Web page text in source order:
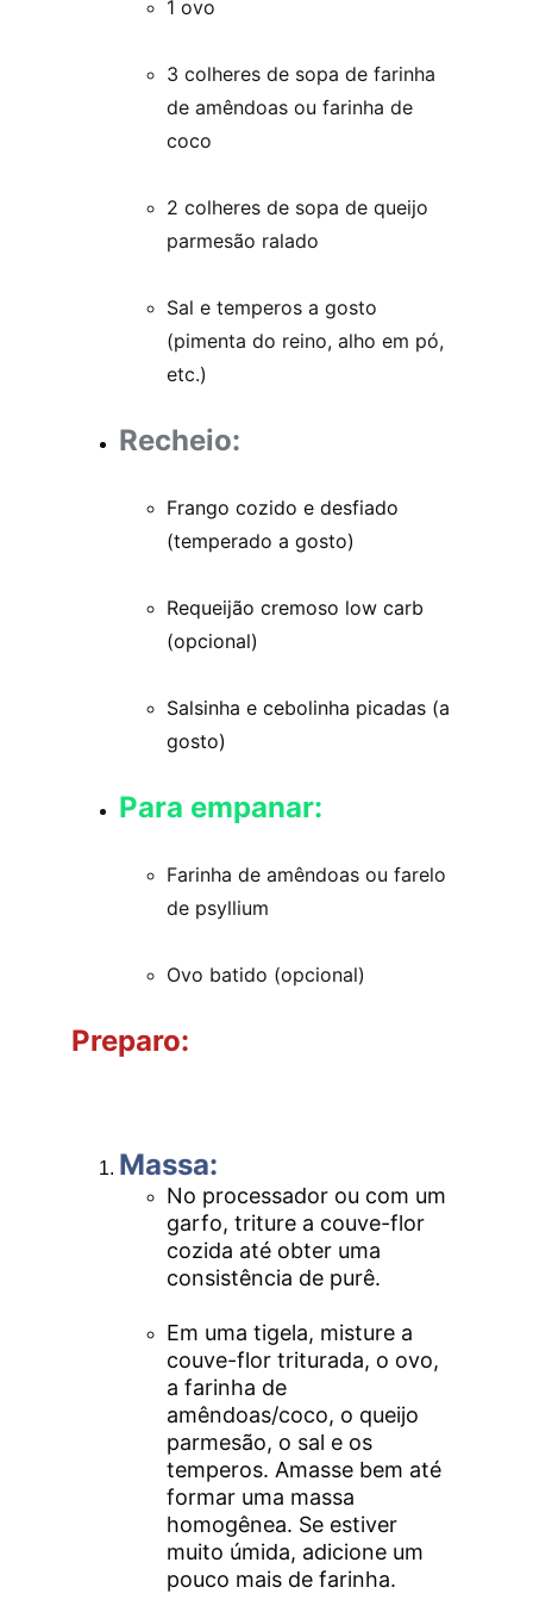
1 ovo
3 colheres de sopa de farinha
de amêndoas ou farinha de
coco
2 colheres de sopa de queijo
parmesão ralado
Sal e temperos a gosto
(pimenta do reino, alho em pó,
etc.)
Recheio:
Frango cozido e desfiado
(temperado a gosto)
Requeijão cremoso low carb
(opcional)
Salsinha e cebolinha picadas (a
gosto)
Para empanar:
Farinha de amêndoas ou farelo
de psyllium
Ovo batido (opcional)
Preparo:
Massa:
No processador ou com um
garfo, triture a couve-flor
cozida até obter uma
consistência de purê.
Em uma tigela, misture a
couve-flor triturada, o ovo,
a farinha de
amêndoas/coco, o queijo
parmesão, o sal e os
temperos. Amasse bem até
formar uma massa
homogênea. Se estiver
muito úmida, adicione um
pouco mais de farinha.